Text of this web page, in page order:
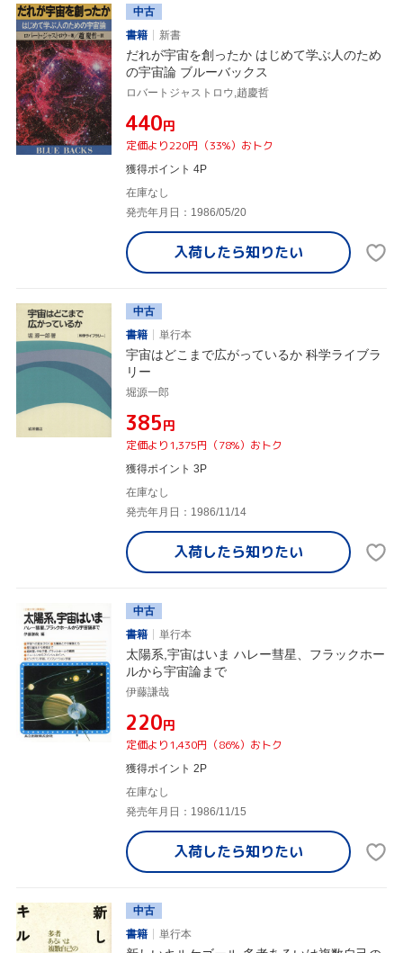
中古
書籍
新書
だれが宇宙を創ったか はじめて学ぶ人のため
の宇宙論 ブルーバックス
ロバートジャストロウ,趙慶哲
¥440円
定価より220円（33%）おトク
獲得ポイント 4P
在庫なし
発売年月日：1986/05/20
入荷したら知りたい
中古
書籍
単行本
宇宙はどこまで広がっているか 科学ライブラ
リー
堀源一郎
¥385円
定価より1,375円（78%）おトク
獲得ポイント 3P
在庫なし
発売年月日：1986/11/14
入荷したら知りたい
中古
書籍
単行本
太陽系,宇宙はいま ハレー彗星、フラックホー
ルから宇宙論まで
伊藤謙哉
¥220円
定価より1,430円（86%）おトク
獲得ポイント 2P
在庫なし
発売年月日：1986/11/15
入荷したら知りたい
中古
書籍
単行本